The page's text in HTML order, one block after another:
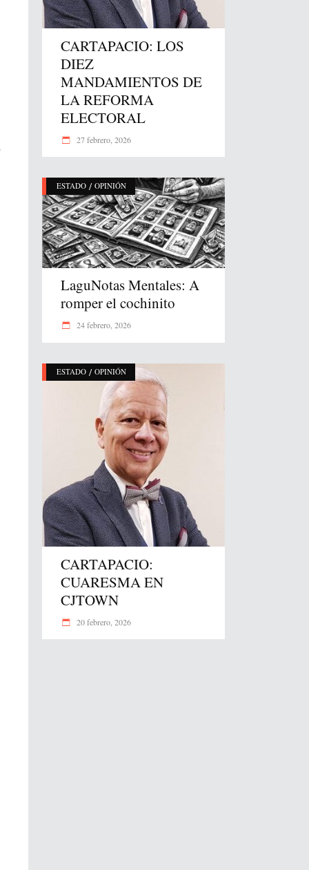
CARTAPACIO: LOS
DIEZ
MANDAMIENTOS DE
LA REFORMA
ELECTORAL
27 febrero, 2026
ESTADO / OPINIÓN
LaguNotas Mentales: A
romper el cochinito
24 febrero, 2026
ESTADO / OPINIÓN
CARTAPACIO:
CUARESMA EN
CJTOWN
20 febrero, 2026